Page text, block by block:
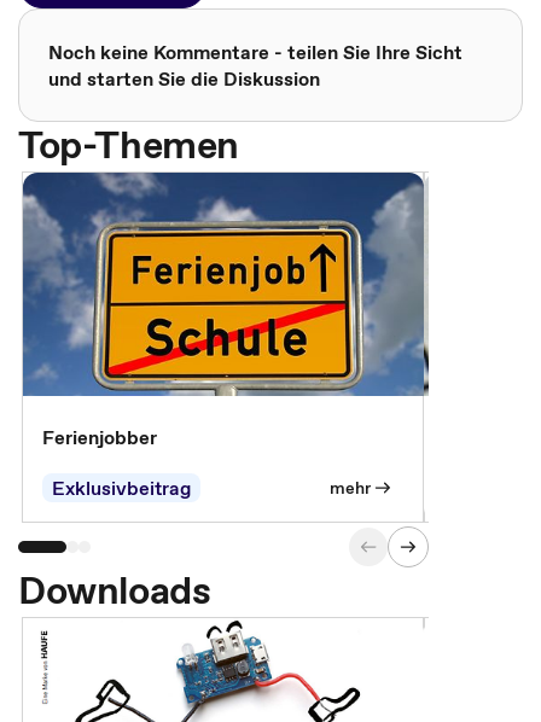
Noch keine Kommentare - teilen Sie Ihre Sicht
und starten Sie die Diskussion
Top-Themen
Ferienjobber
Exklusivbeitrag
mehr
Downloads